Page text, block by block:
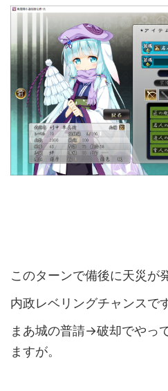
このターンで備後に天災が
内政レベリングチャンスで
まあ城の普請→破却でやっ
ますが。